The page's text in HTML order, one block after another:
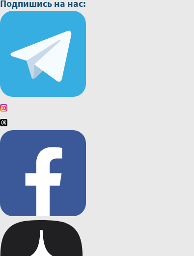
Подпишись на нас: